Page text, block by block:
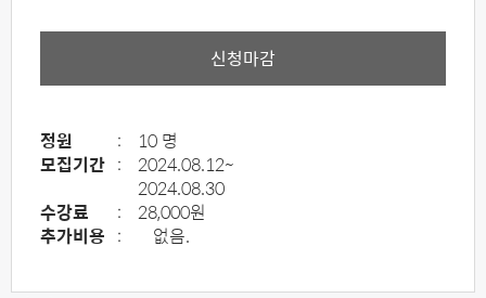
신청마감
정원 :
10 명
모집기간 :
2024.08.12~
2024.08.30
수강료
:
28,000원
추가비용 : 없음.